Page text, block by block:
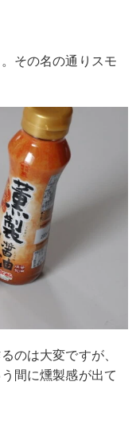
その名の通りスモ
のは大変ですが、
間に燻製感が出て